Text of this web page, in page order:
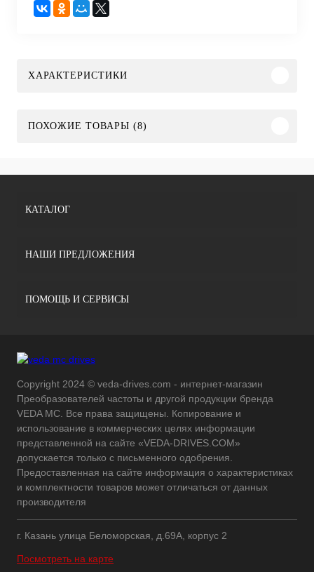
ХАРАКТЕРИСТИКИ
ПОХОЖИЕ ТОВАРЫ (8)
КАТАЛОГ
НАШИ ПРЕДЛОЖЕНИЯ
ПОМОЩЬ И СЕРВИСЫ
Copyright 2024 © veda-drives.com - интернет-магазин
Преобразователей частоты и другой продукции бренда
VEDA MC. Все права защищены. Копирование и
использование в коммерческих целях информации
представленной на сайте «VEDA-DRIVES.COM»
допускается только с письменного одобрения.
Предоставленная на сайте информация о характеристиках
и комплектности товаров может отличаться от данных
производителя
г. Казань улица Беломорская, д.69А, корпус 2
Посмотреть на карте